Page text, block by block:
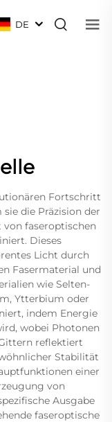
DE
Fortschritt
die Präzision der
faseroptischen
Dieses
Licht durch
Fasermaterial und
wie Selten-
Ytterbium oder
indem Energie
wobei Photonen
reflektiert
Stabilität
einer
von
Ausgabe
faseroptische